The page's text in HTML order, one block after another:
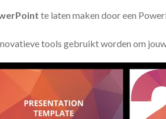
te laten maken door een
tools gebruikt worden om